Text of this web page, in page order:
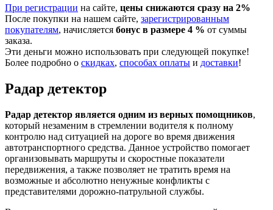
При регистрации на сайте, цены снижаются сразу на 2%
После покупки на нашем сайте, зарегистрированным
покупателям, начисляется бонус в размере 4 % от суммы
заказа.
Эти деньги можно использовать при следующей покупке!
Более подробно о скидках, способах оплаты и доставки!
Радар детектор
Радар детектор является одним из верных помощников,
который незаменим в стремлении водителя к полному
контролю над ситуацией на дороге во время движения
автотранспортного средства. Данное устройство помогает
организовывать маршруты и скоростные показатели
передвижения, а также позволяет не тратить время на
возможные и абсолютно ненужные конфликты с
представителями дорожно-патрульной службы.